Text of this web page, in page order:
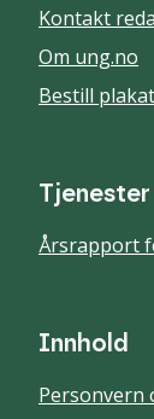
Kontakt
Om ung.no
Bestill
Tjenester
Årsrapport
Innhold